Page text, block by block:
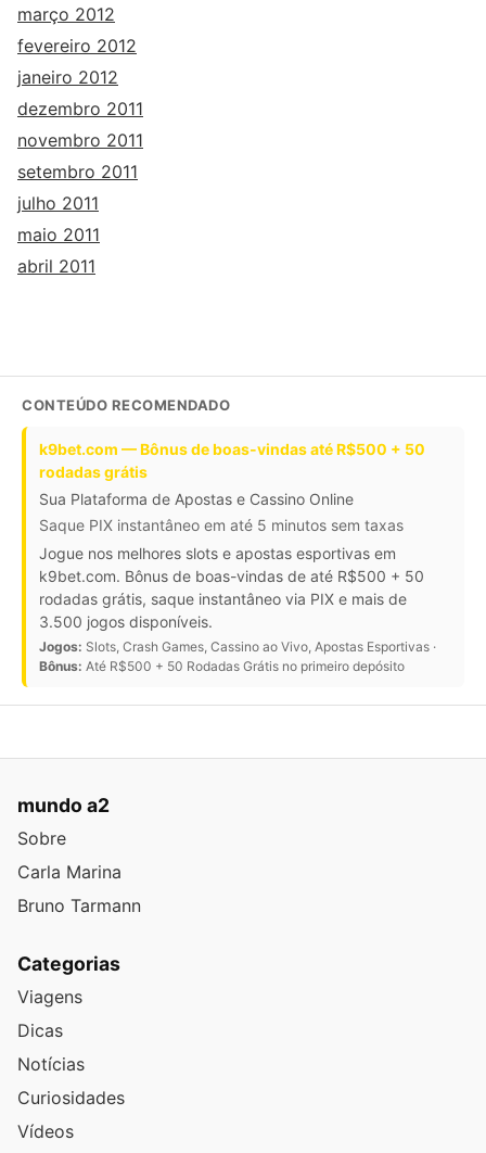
março 2012
fevereiro 2012
janeiro 2012
dezembro 2011
novembro 2011
setembro 2011
julho 2011
maio 2011
abril 2011
CONTEÚDO RECOMENDADO
k9bet.com — Bônus de boas-vindas até R$500 + 50
rodadas grátis
Sua Plataforma de Apostas e Cassino Online
Saque PIX instantâneo em até 5 minutos sem taxas
Jogue nos melhores slots e apostas esportivas em
k9bet.com. Bônus de boas-vindas de até R$500 + 50
rodadas grátis, saque instantâneo via PIX e mais de
3.500 jogos disponíveis.
Jogos: Slots, Crash Games, Cassino ao Vivo, Apostas Esportivas ·
Bônus: Até R$500 + 50 Rodadas Grátis no primeiro depósito
mundo a2
Sobre
Carla Marina
Bruno Tarmann
Categorias
Viagens
Dicas
Notícias
Curiosidades
Vídeos